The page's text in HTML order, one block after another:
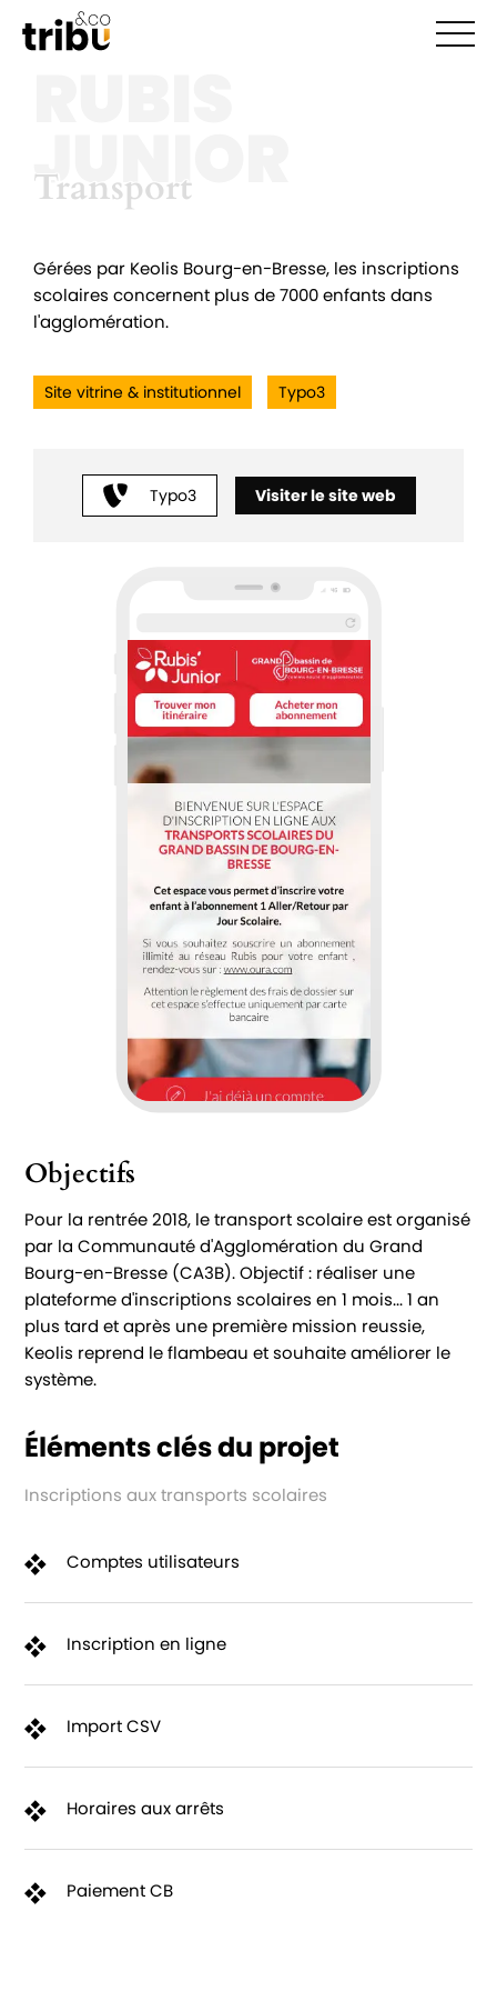
JUNIOR
Transport
Transport
Gérées par Keolis Bourg-en-Bresse, les inscriptions
scolaires concernent plus de 7000 enfants dans
l'agglomération.
Site vitrine & institutionnel Typo3
Typo3 Visiter le site web
Objectifs
Pour la rentrée 2018, le transport scolaire est organisé
par la Communauté d'Agglomération du Grand
Bourg-en-Bresse (CA3B). Objectif : réaliser une
plateforme d'inscriptions scolaires en 1 mois... 1 an
plus tard et après une première mission reussie,
Keolis reprend le flambeau et souhaite améliorer le
système.
Éléments clés du projet
Inscriptions aux transports scolaires
Comptes utilisateurs
Inscription en ligne
Import CSV
Horaires aux arrêts
Paiement CB